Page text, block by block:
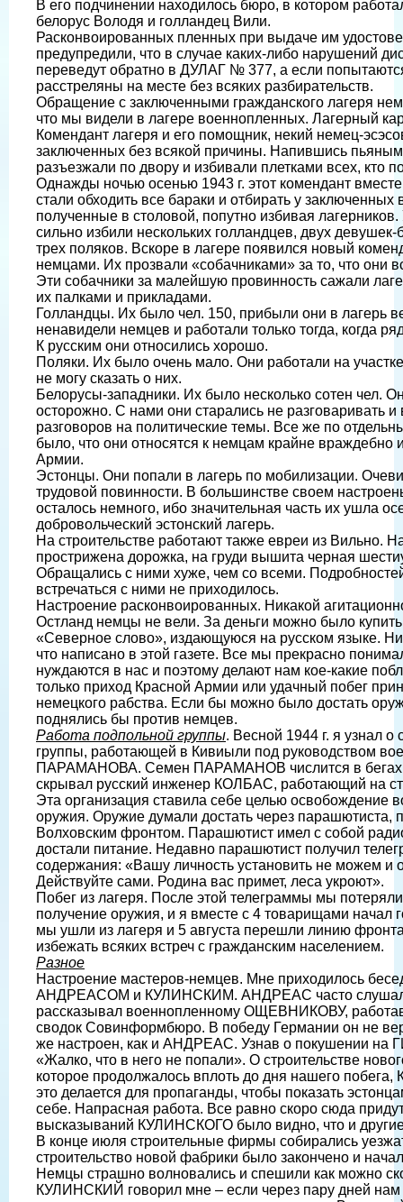
В его подчинении находилось бюро, в котором
белорус Володя и голландец Вили.
Расконвоированных пленных при выдаче им
предупредили, что в случае каких-либо нарушений
переведут обратно в ДУЛАГ № 377, а если
расстреляны на месте без всяких разбирательств.
Обращение с заключенными гражданского лагеря
что мы видели в лагере военнопленных. Лагерный
Комендант лагеря и его помощник, некий немец-
заключенных без всякой причины. Напившись
разъезжали по двору и избивали плетками всех, кто
Однажды ночью осенью 1943 г. этот комендант
стали обходить все бараки и отбирать у
полученные в столовой, попутно избивая
сильно избили нескольких голландцев, двух девушек-
трех поляков. Вскоре в лагере появился новый
немцами. Их прозвали «собачниками» за то, что они
Эти собачники за малейшую провинность сажали
их палками и прикладами.
Голландцы. Их было чел. 150, прибыли они в лагерь
ненавидели немцев и работали только тогда, когда
К русским они относились хорошо.
Поляки. Их было очень мало. Они работали на
не могу сказать о них.
Белорусы-западники. Их было несколько сотен чел.
осторожно. С нами они старались не разговаривать и
разговоров на политические темы. Все же по
было, что они относятся к немцам крайне враждебно
Армии.
Эстонцы. Они попали в лагерь по мобилизации.
трудовой повинности. В большинстве своем
осталось немного, ибо значительная часть их ушла
добровольческий эстонский лагерь.
На строительстве работают также евреи из Вильно.
прострижена дорожка, на груди вышита черная
Обращались с ними хуже, чем со всеми.
встречаться с ними не приходилось.
Настроение расконвоированных. Никакой
Остланд немцы не вели. За деньги можно было
«Северное слово», издающуюся на русском языке.
что написано в этой газете. Все мы прекрасно
нуждаются в нас и поэтому делают нам кое-какие
только приход Красной Армии или удачный побег
немецкого рабства. Если бы можно было достать
поднялись бы против немцев.
Работа подпольной группы. Весной 1944 г. я узнал
группы, работающей в Кивиыли под руководством
ПАРАМАНОВА. Семен ПАРАМАНОВ числится в бегах,
скрывал русский инженер КОЛБАС, работающий на
Эта организация ставила себе целью освобождение
оружия. Оружие думали достать через парашютиста,
Волховским фронтом. Парашютист имел с собой
достали питание. Недавно парашютист получил
содержания: «Вашу личность установить не можем и
Действуйте сами. Родина вас примет, леса укроют».
Побег из лагеря. После этой телеграммы мы
получение оружия, и я вместе с 4 товарищами начал
мы ушли из лагеря и 5 августа перешли линию
избежать всяких встреч с гражданским населением.
Разное
Настроение мастеров-немцев. Мне приходилось
АНДРЕАСОМ и КУЛИНСКИМ. АНДРЕАС часто слушал
рассказывал военнопленному ОЩЕВНИКОВУ,
сводок Совинформбюро. В победу Германии он не
же настроен, как и АНДРЕАС. Узнав о покушении на
«Жалко, что в него не попали». О строительстве
которое продолжалось вплоть до дня нашего
это делается для пропаганды, чтобы показать
себе. Напрасная работа. Все равно скоро сюда
высказываний КУЛИНСКОГО было видно, что и
В конце июля строительные фирмы собирались
строительство новой фабрики было закончено и
Немцы страшно волновались и спешили как можно
КУЛИНСКИЙ говорил мне – если через пару дней нам